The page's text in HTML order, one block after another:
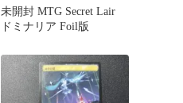
未開封 MTG Secret Lair
ドミナリア Foil版